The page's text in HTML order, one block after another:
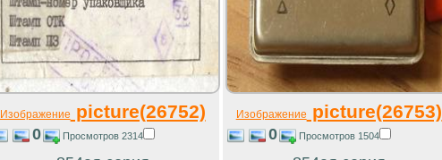
Изображение picture(26752)
0 Просмотров 2314
Изображение picture(26753)
0 Просмотров 1504